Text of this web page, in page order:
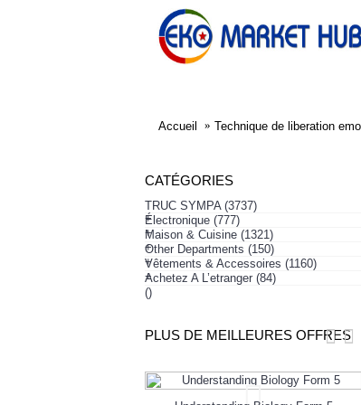
Accueil Technique de liberation
CATÉGORIES
TRUC SYMPA (3737)
+
Électronique (777)
+
Maison & Cuisine (1321)
+
Other Departments (150)
+
Vêtements & Accessoires (1160)
+
Achetez A L’etranger (84)
()
PLUS DE MEILLEURES OFFRES